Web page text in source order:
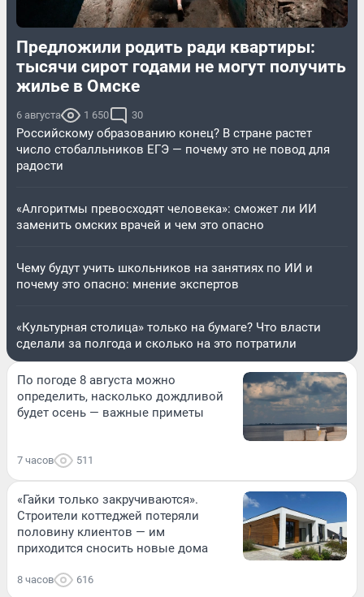
Предложили родить ради квартиры:
тысячи сирот годами не могут получить
жилье в Омске
6 августа 1 650 30
Российскому образованию конец? В стране растет
число стобалльников ЕГЭ — почему это не повод для
радости
«Алгоритмы превосходят человека»: сможет ли ИИ
заменить омских врачей и чем это опасно
Чему будут учить школьников на занятиях по ИИ и
почему это опасно: мнение экспертов
«Культурная столица» только на бумаге? Что власти
сделали за полгода и сколько на это потратили
По погоде 8 августа можно
определить, насколько дождливой
будет осень — важные приметы
7 часов 511
«Гайки только закручиваются».
Строители коттеджей потеряли
половину клиентов — им
приходится сносить новые дома
8 часов 616